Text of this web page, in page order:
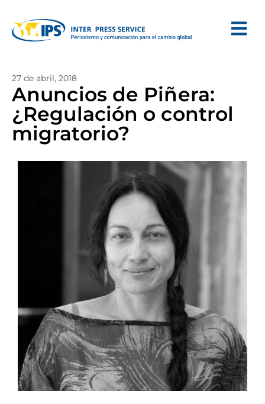
27 de abril, 2018
Anuncios de Piñera:
¿Regulación o control
migratorio?